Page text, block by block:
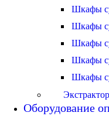
Шкафы
Шкафы
Шкафы
Шкафы
Шкафы
Оборудование